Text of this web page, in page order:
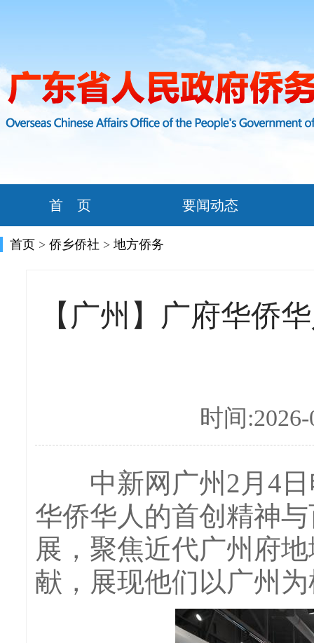
首 页 要闻动态
首页 > 侨乡侨社 > 地方侨务
【广州】广府华侨
时间
中新网广州2月4日
华侨华人的首创精神
展，聚焦近代广州府
献，展现他们以广州